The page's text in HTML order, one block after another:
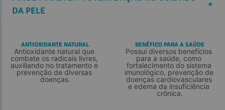
DA PELE
+
sistema vascular
ANTIOXIDANTE NATURAL
Antioxidante natural que
combate os radicais livres,
auxiliando no tratamento e
prevenção de diversas
doenças.
BENÉFICO PARA A SAÚDE
Possui diversos benefícios
para a saúde, como
fortalecimento do sistema
imunológico, prevenção de
doenças cardiovasculares
e edema da insuficiência
crônica.